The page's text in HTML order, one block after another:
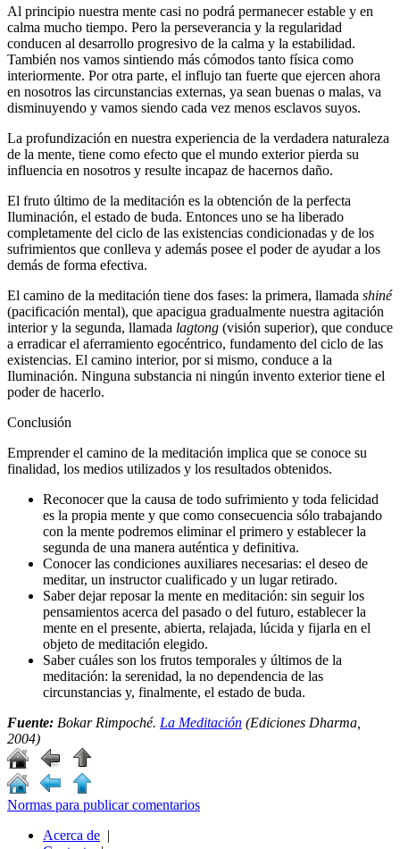
Al principio nuestra mente casi no podrá permanecer estable y en
calma mucho tiempo. Pero la perseverancia y la regularidad
conducen al desarrollo progresivo de la calma y la estabilidad.
También nos vamos sintiendo más cómodos tanto física como
interiormente. Por otra parte, el influjo tan fuerte que ejercen ahora
en nosotros las circunstancias externas, ya sean buenas o malas, va
disminuyendo y vamos siendo cada vez menos esclavos suyos.
La profundización en nuestra experiencia de la verdadera naturaleza
de la mente, tiene como efecto que el mundo exterior pierda su
influencia en nosotros y resulte incapaz de hacernos daño.
El fruto último de la meditación es la obtención de la perfecta
Iluminación, el estado de buda. Entonces uno se ha liberado
completamente del ciclo de las existencias condicionadas y de los
sufrimientos que conlleva y además posee el poder de ayudar a los
demás de forma efectiva.
El camino de la meditación tiene dos fases: la primera, llamada shiné
(pacificación mental), que apacigua gradualmente nuestra agitación
interior y la segunda, llamada lagtong (visión superior), que conduce
a erradicar el aferramiento egocéntrico, fundamento del ciclo de las
existencias. El camino interior, por si mismo, conduce a la
Iluminación. Ninguna substancia ni ningún invento exterior tiene el
poder de hacerlo.
Conclusión
Emprender el camino de la meditación implica que se conoce su
finalidad, los medios utilizados y los resultados obtenidos.
Reconocer que la causa de todo sufrimiento y toda felicidad
es la propia mente y que como consecuencia sólo trabajando
con la mente podremos eliminar el primero y establecer la
segunda de una manera auténtica y definitiva.
Conocer las condiciones auxiliares necesarias: el deseo de
meditar, un instructor cualificado y un lugar retirado.
Saber dejar reposar la mente en meditación: sin seguir los
pensamientos acerca del pasado o del futuro, establecer la
mente en el presente, abierta, relajada, lúcida y fijarla en el
objeto de meditación elegido.
Saber cuáles son los frutos temporales y últimos de la
meditación: la serenidad, la no dependencia de las
circunstancias y, finalmente, el estado de buda.
Fuente: Bokar Rimpoché. La Meditación (Ediciones Dharma,
2004)
Normas para publicar comentarios
Acerca de |